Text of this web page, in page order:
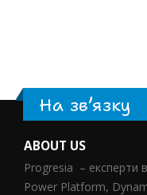
На зв’язку
ABOUT US
Progresia – експерти
Power Platform,